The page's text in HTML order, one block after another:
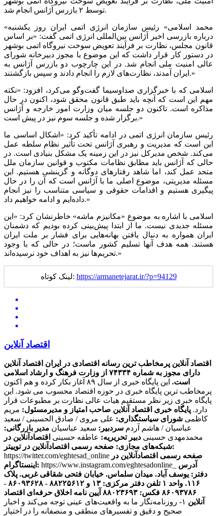
توسط ۲ بازرس آژانس انجام شد.
«محمد اسلامی» رئیس سازمان انرژی اتمی ایران روز یکشنبه
درباره بازرسی اخیر آژانس بین‌المللی انرژی اتمی گفت: «بر اساس
قانون مجلس، نظارت بر فرآیند تعویض سوخت نیروگاه اتمی بوشهر
در دستور کار قرار داشت که این موضوع با مجوز دبیرخانه شورای
عالی امنیت ملی انجام شد. در این چارچوب دو بازرس آژانس به
ایران آمدند، نظارت‌های لازم را انجام دادند و سپس بازگشتند.»
اسلامی که با خبرگزاری صداوسیما گفت‌و‌گو می‌کرد، افزود: «نکته
مهم این است که آنچه باید طبق قانون محقق شود، اکنون در حال
مذاکره است. تاکنون دو جلسه میان وزارت امور خارجه و آژانس
برگزار شده و جلسه سوم نیز در پیش است.»
رئیس سازمان انرژی اتمی در ادامه تأکید کرد: «اشکال اساسی ما
این است که مدیریت و رهبری آژانس تحت تأثیر نظام سلطه عمل
می‌کند. شخص مدیرکل نیز در این زمینه یک مشکل بنیادی است. در
حالی که آژانس باید مطابق نظامات مکتوب و قوانین سازمان ملل
متحد عمل کند، اما شاهد رفتار‌های دوگانه و گزینشی هستیم. این
مسئله مدیریتی، موضوع اصلی ما با آژانس است که آن را در حال
پیگیری هستیم و اقدامات حقوقی و سیاسی متناسب را نیز انجام
داده‌ایم و ادامه خواهیم داد.»
اسلامی با اشاره به موضوع «مکانیزم ماشه» خاطرنشان کرد: «این
مسئله جدیدی نیست. ما از ابتدا پیش‌بینی کرده بودیم که دشمنان
ایران همواره به دنبال یافتن بهانه‌هایی برای فشار بر ملت ایران
هستند. همه هدف آنها تسلیم کشور ماست؛ در حالی که با وجود
تحریم‌ها نیز به اهداف خود نرسیده‌اند.»
لینک کوتاه: https://armanetejarat.ir/?p=94129
اقتصاد آنلاین
اقتصاد آنلاین پرمخاطب ترین رسانه اقتصادی در ایران اقتصاد آنلاین
دارای مجوز به شماره ۷۴۳۳۴ از وزارت فرهنگ و ارشاد اسلامی
است.
این پایگاه خبری از سال ۸۹ آغاز بکار کرده و هم اکنون
پرمخاطب ترین پایگاه خبری در حوزه اقتصاد محسوب می شود. این
پایگاه خبری زیر نظر مستقیم هیات عالی نظارت بر مطبوعات قرار
دارد. پایگاه خبری اقتصاد آنلاین صاحب امتیاز و مدیرمسئول: مریم
کاظمی شورای سیاستگذاری: علی مروی / صادق الحسینی / سعید
عباسیان / هاشم آردم سردبیر: سعید عباسیان مدیر بازرگانی:
محمدمهدی حسینی دبیر تحریریه: عاطفه حسینی اقتصادآنلاین در
شبکه‌های مجازی:صفحه رسمی اقتصادآنلاین در توییتر:
https://twitter.com/eghtesad_online صفحه رسمی اقتصادآنلاین در
اینستاگرام: https://www.instagram.com/eghtesadonline_ آدرس
دفتر: یوسف آباد. میدان سلماس. خیابان فتحی شقاقی غربی. پلاک
۱۱۶. واحد ۱
تلفن دفتر مرکزی: ۱۳ و ۸۸۲۲۵۶۱۲ - ۸۶۰۹۳۶۲۸ -
۸۶۰۹۳۷۸۶ فکس: ۸۸۰۲۳۶۹۳
آیین نامه اخلاق حرفه‌ای اقتصاد
آنلاین
۱- روزنامه‌نگار ما به واقعیت‌های عینی توجه می‌کند و اخبار
صحیح و دقیق و تفسیرهای منطقی و منصفانه را در اختیار